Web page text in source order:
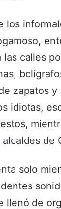
los
las calles
zapatos
idiotas,
de
solo
llenó de